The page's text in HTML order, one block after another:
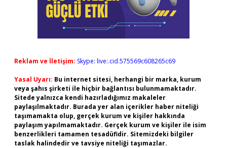
Reklam ve İletişim: Skype: live:.cid.575569c608265c69
Yasal Uyarı: Bu internet sitesi, herhangi bir marka, kurum
veya şahıs şirketi ile hiçbir bağlantısı bulunmamaktadır.
Sitede yalnızca kendi hazırladığımız makaleler
paylaşılmaktadır. Burada yer alan içerikler haber niteliği
taşımamakta olup, gerçek kurum ve kişiler hakkında
paylaşım yapılmamaktadır. Gerçek kurum ve kişiler ile isim
benzerlikleri tamamen tesadüfidir. Sitemizdeki bilgiler
taslak halindedir ve tavsiye niteliği taşımazlar.